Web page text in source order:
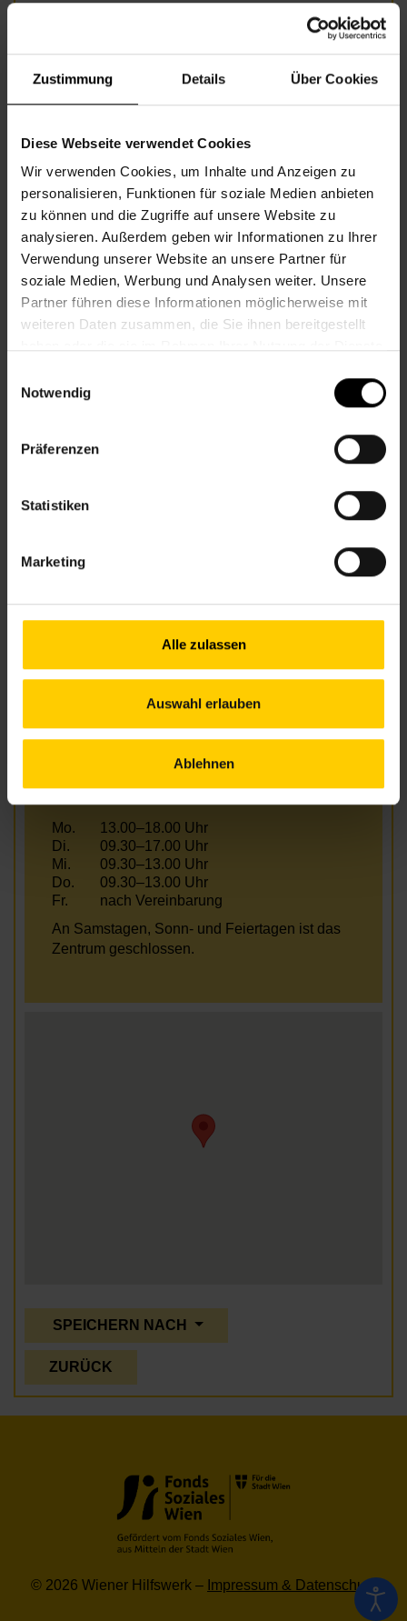
Zustimmung Details Über Cookies
Diese Webseite verwendet Cookies
Wir verwenden Cookies, um Inhalte und Anzeigen zu
personalisieren, Funktionen für soziale Medien anbieten
zu können und die Zugriffe auf unsere Website zu
analysieren. Außerdem geben wir Informationen zu Ihrer
Verwendung unserer Website an unsere Partner für
soziale Medien, Werbung und Analysen weiter. Unsere
Partner führen diese Informationen möglicherweise mit
weiteren Daten zusammen, die Sie ihnen bereitgestellt
Notwendig
Präferenzen
Statistiken
Marketing
Alle zulassen
Auswahl erlauben
Ablehnen
Informationen zur Veranstaltung
Beginn Donnerstag, 09.07.2026,
10.00
Veranstalter Nachbarschaftszentrum 08
NACHBARSCHAFTSZENTRUM 08
Kontakt
Nachbarschaftszentren
Anfahrt
Mo.
13.00–18.00 Uhr
13.00–18.00 Uhr
Fr.
nach Vereinbarung
Öffnungszeiten Juli und August
Mo.
13.00–18.00 Uhr
Di.
09.30–17.00 Uhr
Mi.
09.30–13.00 Uhr
Do.
09.30–13.00 Uhr
Fr.
nach Vereinbarung
An Samstagen, Sonn- und Feiertagen ist das
Zentrum geschlossen.
SPEICHERN NACH
ZURÜCK
© 2026 Wiener Hilfswerk – Impressum & Datenschutz